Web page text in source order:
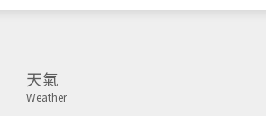
天氣
Weather